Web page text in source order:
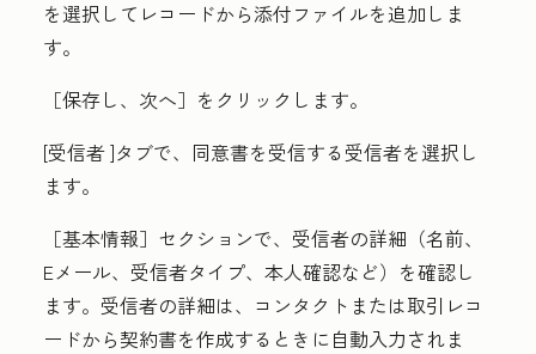
を選択してレコードから添付ファイルを追加しま
す。
［保存し、次へ］ をクリックします。
[受信者]タブで、同意書を受信する受信者を選択し
ます。
［基本情報］ セクションで、受信者の詳細（名前、
Eメール、受信者タイプ、本人確認など）を確認し
ます。受信者の詳細は、コンタクトまたは取引レコ
ードから契約書を作成するときに自動入力されま